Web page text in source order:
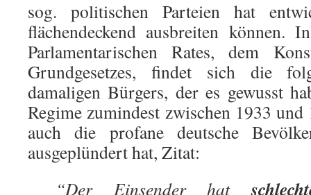
sog. politischen Parteien hat
flächendeckend ausbreiten können.
Parlamentarischen Rates, dem
Grundgesetzes, findet sich die
damaligen Bürgers, der es gewusst
Regime zumindest zwischen 1933 und
auch die profane deutsche
ausgeplündert hat, Zitat:
“Der Einsender hat